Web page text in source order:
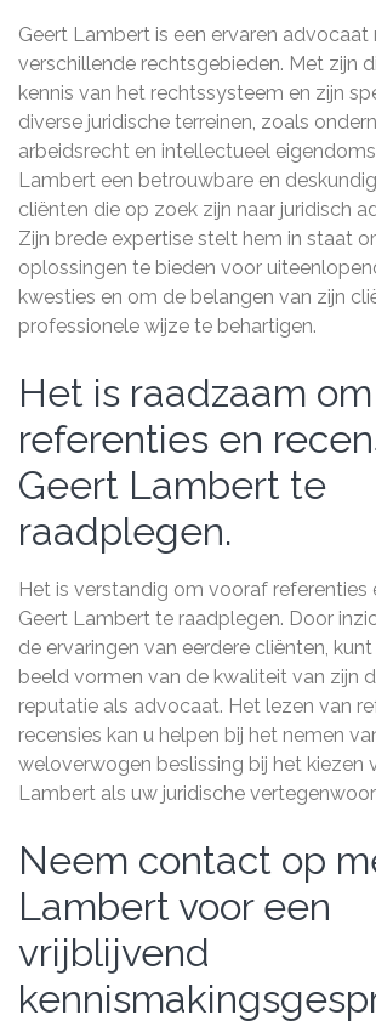
Geert Lambert is een ervaren advocaat
verschillende rechtsgebieden. Met zijn
kennis van het rechtssysteem en zijn
diverse juridische terreinen, zoals
arbeidsrecht en intellectueel
Lambert een betrouwbare en
cliënten die op zoek zijn naar juridisch
Zijn brede expertise stelt hem in staat
oplossingen te bieden voor
kwesties en om de belangen van zijn
professionele wijze te behartigen.
Het is raadzaam
referenties en
Geert Lambert te
raadplegen.
Het is verstandig om vooraf referenties
Geert Lambert te raadplegen. Door
de ervaringen van eerdere cliënten,
beeld vormen van de kwaliteit van zijn
reputatie als advocaat. Het lezen van
recensies kan u helpen bij het nemen
weloverwogen beslissing bij het kiezen
Lambert als uw juridische
Neem contact op
Lambert voor een
vrijblijvend